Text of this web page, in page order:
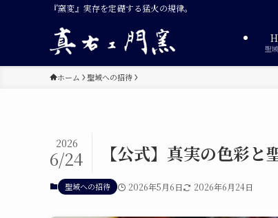
『窯変』実存を定礎する猛火の規律。
聖
ホーム 聖域への招待
【公式】真実の色彩
2026
6/24
聖域への招待 2026年5月6日 2026年6月24日